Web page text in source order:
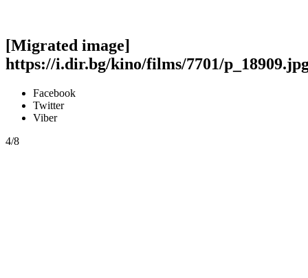
[Migrated image]
https://i.dir.bg/kino/films/7701/
Facebook
Twitter
Viber
4/8